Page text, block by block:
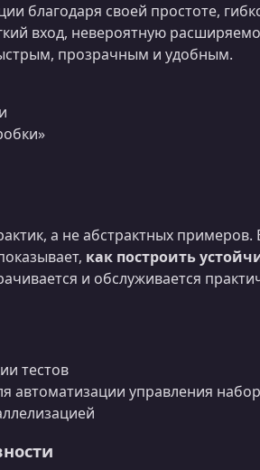
благодаря своей простоте,
вход, невероятную
прозрачным и удобным.
а не абстрактных примеров.
как построить
и обслуживается
тестов
автоматизации управления